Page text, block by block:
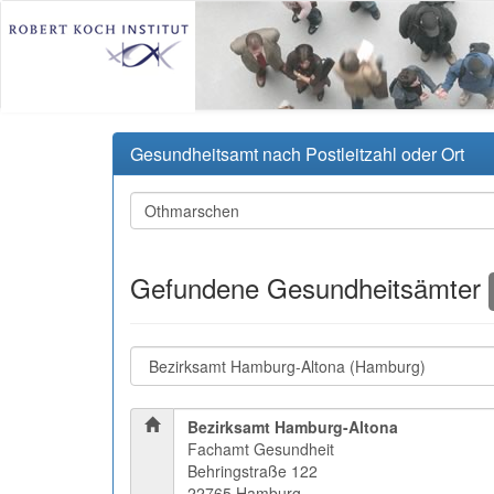
Gesundheitsamt nach Postleitzahl oder Ort
Gefundene Gesundheitsämter
Bezirksamt Hamburg-Altona
Fachamt Gesundheit
Behringstraße 122